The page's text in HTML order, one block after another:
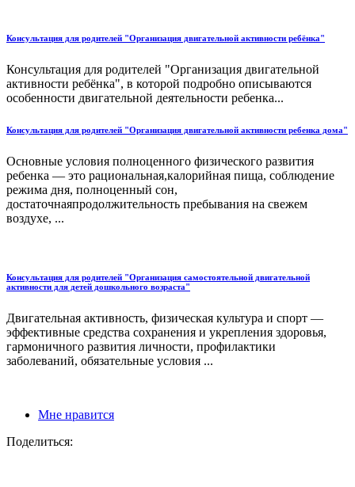
Консультация для родителей "Организация двигательной активности ребёнка"
Консультация для родителей "Организация двигательной
активности ребёнка", в которой подробно описываются
особенности двигательной деятельности ребенка...
Консультация для родителей "Организация двигательной активности ребенка дома"
Основные условия полноценного физического развития
ребенка — это рациональная,калорийная пища, соблюдение
режима дня, полноценный сон,
достаточнаяпродолжительность пребывания на свежем
воздухе, ...
Консультация для родителей "Организация самостоятельной двигательной
активности для детей дошкольного возраста"
Двигательная активность, физическая культура и спорт —
эффективные средства сохранения и укрепления здоровья,
гармоничного развития личности, профилактики
заболеваний, обязательные условия ...
Мне нравится
Поделиться: